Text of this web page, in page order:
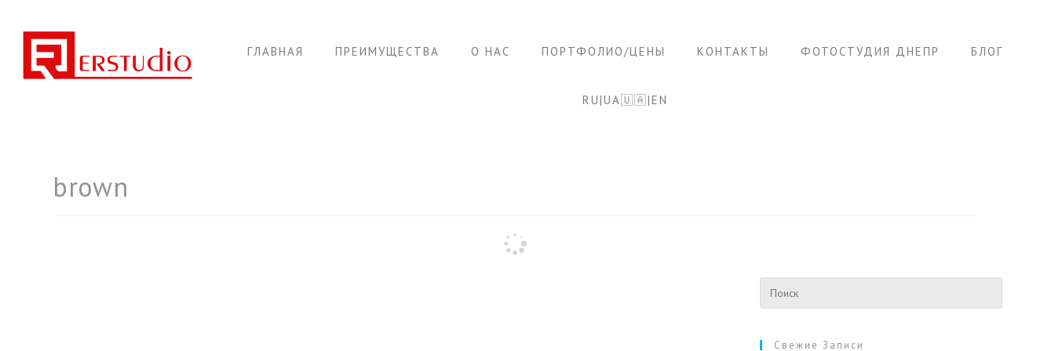
ГЛАВНАЯ ПРЕИМУЩЕСТВА О НАС ПОРТФОЛИО/ЦЕНЫ КОНТАКТЫ ФОТОСТУДИЯ ДНЕПР БЛОГ
RU|UA🇺🇦|EN
brown
Свежие Записи